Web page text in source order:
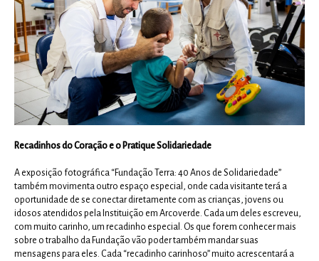
Recadinhos do Coração e o Pratique Solidariedade
A exposição fotográfica “Fundação Terra: 40 Anos de Solidariedade”
também movimenta outro espaço especial, onde cada visitante terá a
oportunidade de se conectar diretamente com as crianças, jovens ou
idosos atendidos pela Instituição em Arcoverde. Cada um deles escreveu,
com muito carinho, um recadinho especial. Os que forem conhecer mais
sobre o trabalho da Fundação vão poder também mandar suas
mensagens para eles. Cada “recadinho carinhoso” muito acrescentará a